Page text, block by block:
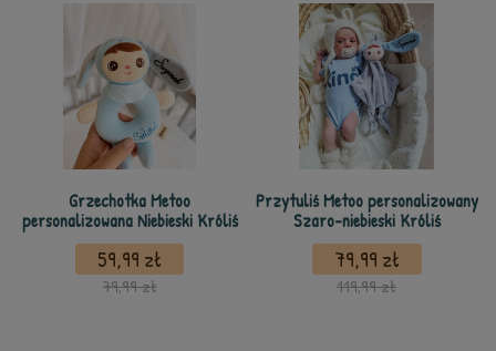
Grzechotka Metoo
personalizowana Niebieski Króliś
59,99 zł
79,99 zł
Przytuliś Metoo personalizowany
Szaro-niebieski Króliś
79,99 zł
119,99 zł